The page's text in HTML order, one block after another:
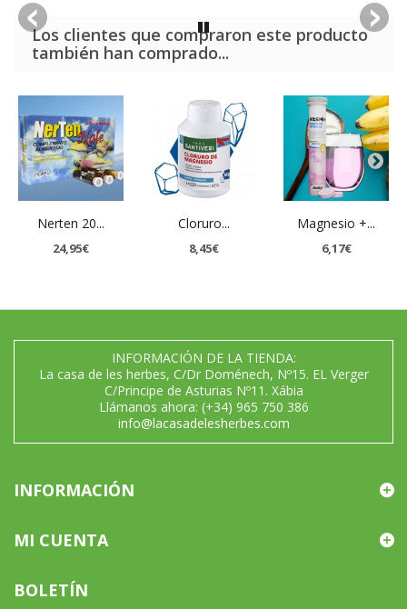
Los clientes que compraron este producto
también han comprado...
Nerten 20...
24,95€
Cloruro...
8,45€
Magnesio +...
6,17€
INFORMACIÓN DE LA TIENDA:
La casa de les herbes, C/Dr Doménech, Nº15. EL Verger
C/Principe de Asturias Nº11. Xábia
Llámanos ahora: (+34) 965 750 386
info@lacasadelesherbes.com
INFORMACIÓN
MI CUENTA
BOLETÍN